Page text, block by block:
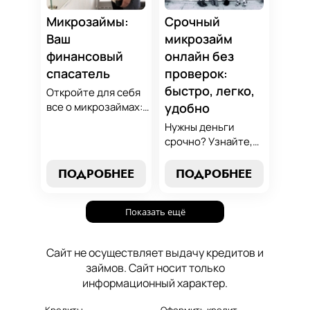
который
поддержит вашу
финансовую
стабильность.
Микрозаймы:
Ваш
финансовый
спасатель
Откройте для себя
все о микрозаймах:
погашения. Наше
вашим надежным
помощником в мире
ПОДРОБНЕЕ
Срочный
микрозайм
онлайн без
проверок:
быстро, легко,
удобно
Нужны деньги
срочно? Узнайте,
срочный
без проверок и
длительного
проблем здесь и
сейчас.
ПОДРОБНЕЕ
Показать ещё
Сайт не осуществляет выдачу кредитов и
займов. Сайт носит только
информационный характер.